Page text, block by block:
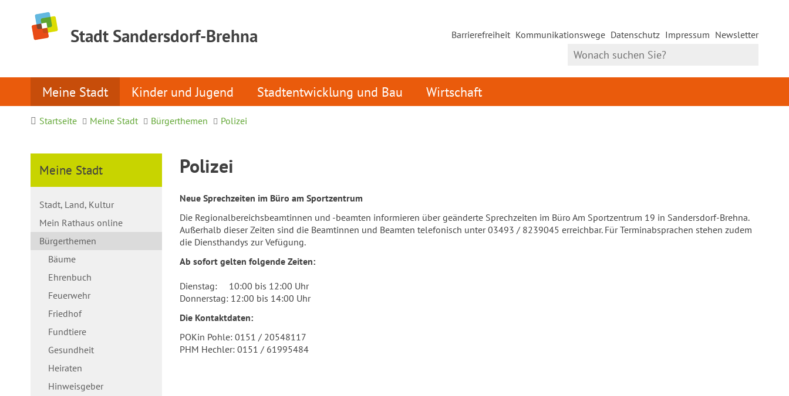
Stadt Sandersdorf-Brehna Barrierefreiheit Kommunikationswege Datenschutz Impressum Newsletter
Meine Stadt Kinder und Jugend Stadtentwicklung und Bau Wirtschaft
Startseite Meine Stadt Bürgerthemen Polizei
Meine Stadt
Stadt, Land, Kultur
Mein Rathaus online
Bürgerthemen
Bäume
Ehrenbuch
Feuerwehr
Friedhof
Fundtiere
Gesundheit
Heiraten
Hinweisgeber
Polizei
Neue Sprechzeiten im Büro am Sportzentrum
Die Regionalbereichsbeamtinnen und -beamten informieren über geänderte Sprechzeiten im Büro Am Sportzentrum 19 in Sandersdorf-Brehna.
Außerhalb dieser Zeiten sind die Beamtinnen und Beamten telefonisch unter 03493 / 8239045 erreichbar. Für Terminabsprachen stehen zudem
die Diensthandys zur Vefügung.
Ab sofort gelten folgende Zeiten:
Dienstag: 10:00 bis 12:00 Uhr
Donnerstag: 12:00 bis 14:00 Uhr
Die Kontaktdaten:
POKin Pohle: 0151 / 20548117
PHM Hechler: 0151 / 61995484